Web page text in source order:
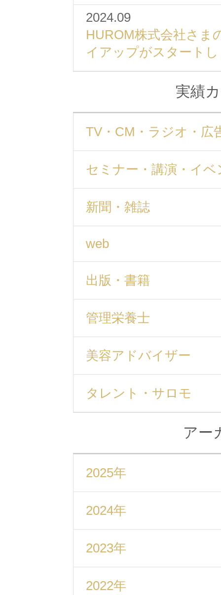
2024.09
HUROM株式会社さま
イアップがスタート
実績
TV・CM・ラジオ・広
セミナー・講演・イベ
新聞・雑誌
web
出版・書籍
管理栄養士
美容アドバイザー
タレント・サロモ
アー
2025年
2024年
2023年
2022年